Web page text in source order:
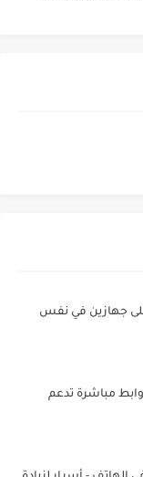
جهازين في نفس
مباشرة تدعم